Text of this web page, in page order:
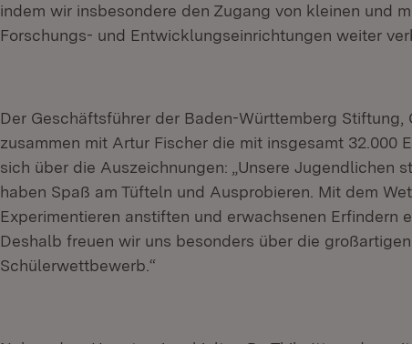
indem wir insbesondere den Zugang von kleinen und
Forschungs- und Entwicklungseinrichtungen weiter
Der Geschäftsführer der Baden-Württemberg Stiftung,
zusammen mit Artur Fischer die mit insgesamt 32.000
sich über die Auszeichnungen: „Unsere Jugendlichen
haben Spaß am Tüfteln und Ausprobieren. Mit dem
Experimentieren anstiften und erwachsenen Erfindern
Deshalb freuen wir uns besonders über die
Schülerwettbewerb.“